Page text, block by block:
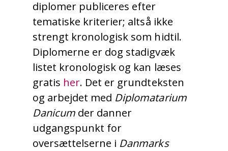
diplomer publiceres efter
tematiske kriterier; altså ikke
strengt kronologisk som hidtil.
Diplomerne er dog stadigvæk
listet kronologisk og kan læses
gratis her. Det er grundteksten
og arbejdet med Diplomatarium
Danicum der danner
udgangspunkt for
oversættelserne i Danmarks